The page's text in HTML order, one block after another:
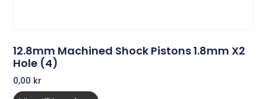
12.8mm Machined Shock Pistons 1.8mm X2
Hole (4)
0,00 kr